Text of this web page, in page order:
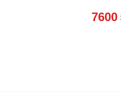
7600